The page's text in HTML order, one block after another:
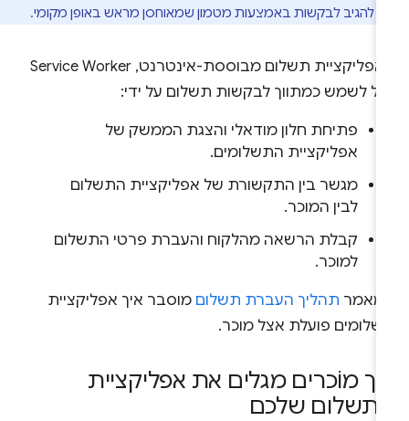
להגיב לבקשות באמצעות מטמון שמאוחסן מראש באופן מקומי.
באפליקציית תשלום מבוססת-אינטרנט, Service Worker
לשמש כמתווך לבקשות תשלום על ידי:
פתיחת חלון מודאלי והצגת הממשק של
אפליקציית התשלומים.
מגשר בין התקשורת של אפליקציית התשלום
לבין המוכר.
קבלת הרשאה מהלקוח והעברת פרטי התשלום
למוכר.
תהליך העברת תשלוםמוסבר איך אפליקציית
פועלת אצל מוכר.
מוֹכרים מגלים את אפליקציית
שלכם